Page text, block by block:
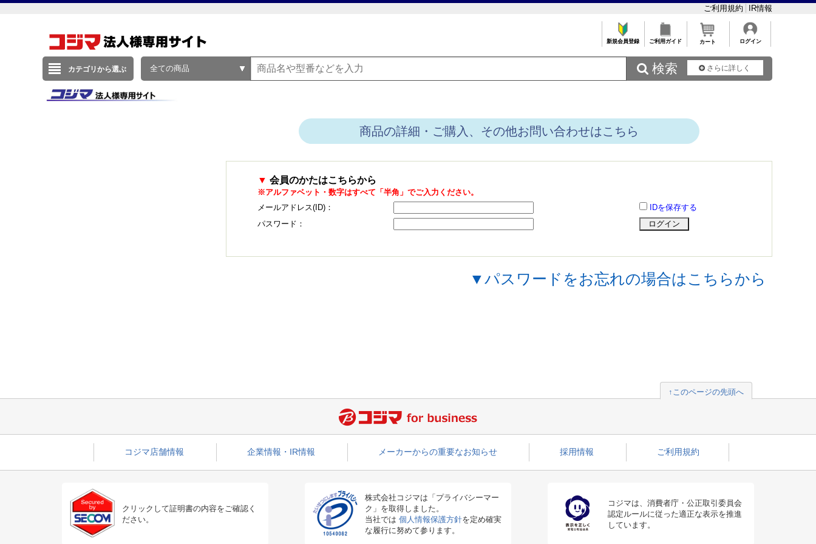
ご利用規約 IR情報
新規会員登録 ご利用ガイド カート ログイン
カテゴリから選ぶ 全ての商品  検索 さらに詳しく
商品の詳細・ご購入、その他お問い合わせはこちら
▼ 会員のかたはこちらから
※アルファベット・数字はすべて「半角」でご入力ください。
メールアドレス(ID)：
IDを保存する
パスワード：
▼パスワードをお忘れの場合はこちらから
↑このページの先頭へ
コジマ店舗情報 企業情報・IR情報 メーカーからの重要なお知らせ 採用情報 ご利用規約
クリックして証明書の内容をご確認く
ださい。
株式会社コジマは「プライバシーマー
ク」を取得しました。
当社では 個人情報保護方針を定め確実
な履行に努めて参ります。
コジマは、消費者庁・公正取引委員会
認定ルールに従った適正な表示を推進
しています。